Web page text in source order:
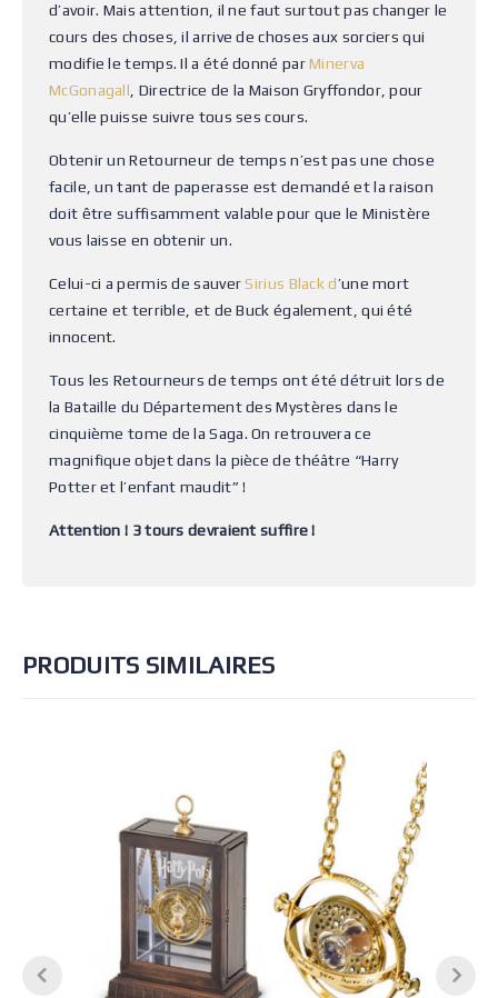
d’avoir. Mais attention, il ne faut surtout pas changer le
cours des choses, il arrive de choses aux sorciers qui
modifie le temps. Il a été donné parMinerva
McGonagall , Directrice de la Maison Gryffondor, pour
qu’elle puisse suivre tous ses cours.
Obtenir un Retourneur de temps n’est pas une chose
facile, un tant de paperasse est demandé et la raison
doit être suffisamment valable pour que le Ministère
vous laisse en obtenir un.
Celui-ci a permis de sauverSirius Black d’une mort
certaine et terrible, et de Buck également, qui été
innocent.
Tous les Retourneurs de temps ont été détruit lors de
la Bataille du Département des Mystères dans le
cinquième tome de la Saga. On retrouvera ce
magnifique objet dans la pièce de théâtre “Harry
Potter et l’enfant maudit” !
Attention ! 3 tours devraient suffire !
PRODUITS SIMILAIRES